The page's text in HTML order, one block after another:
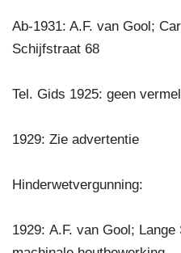
Ab-1931: A.F. van Gool;
Schijfstraat 68
Tel. Gids 1925: geen
1929: Zie advertentie
Hinderwetvergunning:
1929: A.F. van Gool;